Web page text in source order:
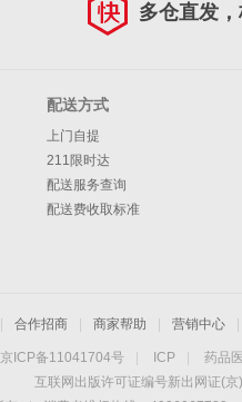
多仓直发
配送方式
上门自提
211限时达
配送服务查询
配送费收取标准
合作招商 商家帮助 营销中心
京ICP备11041704号 ICP 药品
互联网出版许可证编号新出网证(